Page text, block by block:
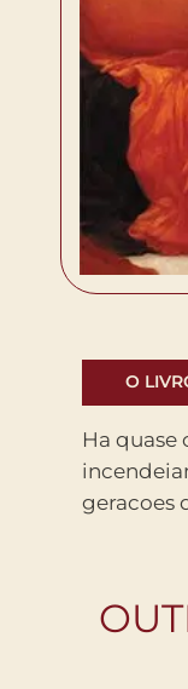
O
Ha quase
geracoes
paralelo